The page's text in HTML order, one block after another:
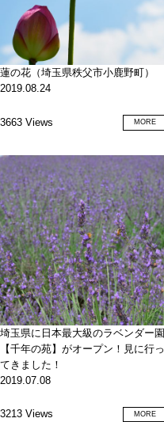
蓮の花（埼玉県秩父市小鹿野町）
2019.08.24
3663 Views MORE
埼玉県に日本最大級のラベンダー園
【千年の苑】がオープン！見に行っ
てきました！
2019.07.08
3213 Views MORE